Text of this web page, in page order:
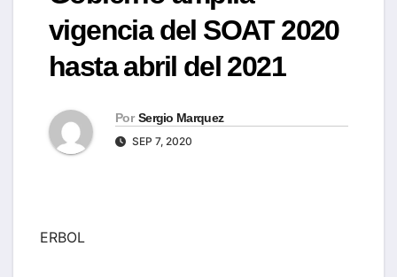
vigencia del SOAT 2020
hasta abril del 2021
Por Sergio Marquez
SEP 7, 2020
ERBOL